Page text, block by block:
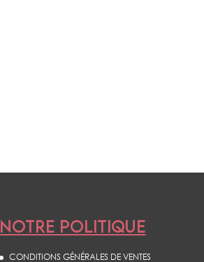
NOTRE POLITIQUE
CONDITIONS GÉNÉRALES DE VENTES